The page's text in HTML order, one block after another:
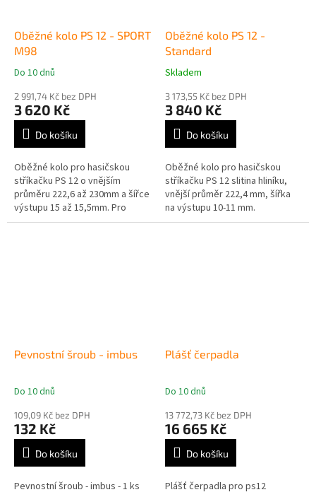
Oběžné kolo PS 12 - SPORT
M98
Průměrné
produktu
je
5,0
hvězdiček.
Do 10 dnů
2 991,74 Kč bez DPH
3 620 Kč
Do košíku
Oběžné kolo pro hasičskou
stříkačku PS 12 o vnějším
průměru 222,6 až 230mm a šířce
výstupu 15 až 15,5mm. Pro
motory o objemu 1500-1600mm
Oběžné kolo PS 12 -
Standard
Průměrné
produktu
je
5,0
hvězdiček.
Skladem
3 173,55 Kč bez DPH
3 840 Kč
Do košíku
Oběžné kolo pro hasičskou
stříkačku PS 12 slitina hliníku,
vnější průměr 222,4 mm, šířka
na výstupu 10-11 mm.
Pevnostní šroub - imbus
Průměrné
produktu
je
5,0
hvězdiček.
Do 10 dnů
109,09 Kč bez DPH
132 Kč
Do košíku
Pevnostní šroub - imbus - 1 ks
Plášť čerpadla
Průměrné
produktu
je
5,0
hvězdiček.
Do 10 dnů
13 772,73 Kč bez DPH
16 665 Kč
Do košíku
Plášť čerpadla pro ps12